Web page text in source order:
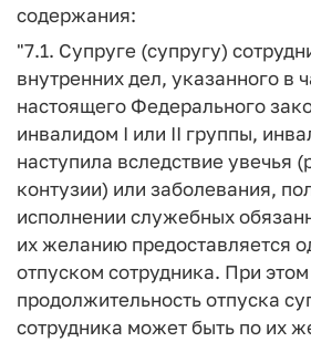
содержания:
"7.1. Супруге (супругу)
внутренних дел, указанного в
настоящего Федерального
инвалидом I или II группы,
наступила вследствие увечья
контузии) или заболевания,
исполнении служебных
их желанию предоставляется
отпуском сотрудника. При этом
продолжительность отпуска
сотрудника может быть по их